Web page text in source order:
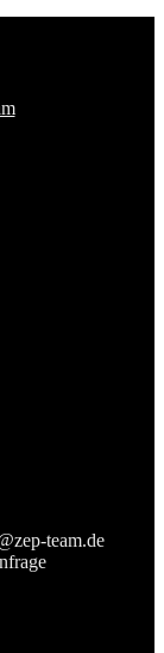
team.de